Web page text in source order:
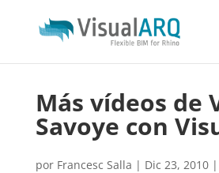
Más vídeos de
Savoye con
por Francesc Salla | Dic 23, 2010|